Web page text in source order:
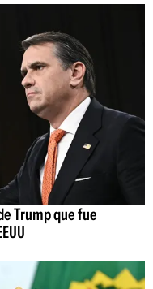
Trump que fue